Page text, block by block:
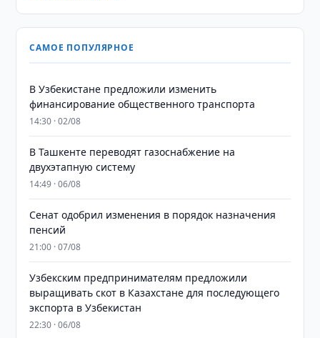
САМОЕ ПОПУЛЯРНОЕ
В Узбекистане предложили изменить
финансирование общественного транспорта
14:30 · 02/08
В Ташкенте переводят газоснабжение на
двухэтапную систему
14:49 · 06/08
Сенат одобрил изменения в порядок назначения
пенсий
21:00 · 07/08
Узбекским предпринимателям предложили
выращивать скот в Казахстане для последующего
экспорта в Узбекистан
22:30 · 06/08